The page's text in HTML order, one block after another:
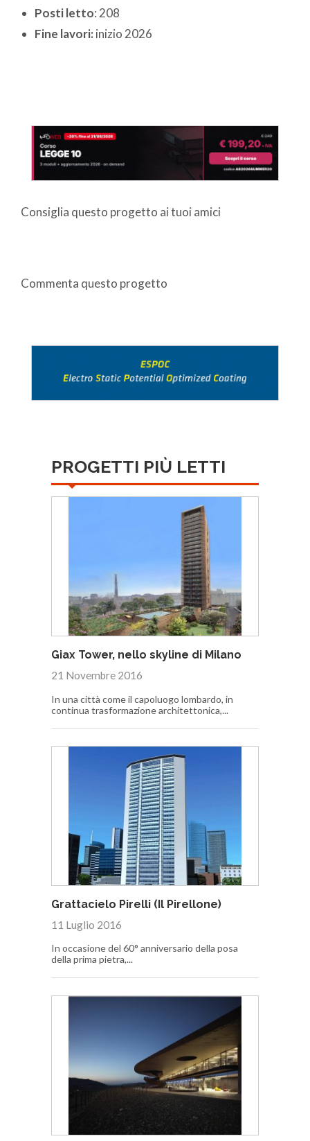
Posti letto: 208
Fine lavori: inizio 2026
Consiglia questo progetto ai tuoi amici
Commenta questo progetto
PROGETTI PIÙ LETTI
Giax Tower, nello skyline di Milano
21 Novembre 2016
In una città come il capoluogo lombardo, in
continua trasformazione architettonica,...
Grattacielo Pirelli (Il Pirellone)
11 Luglio 2016
In occasione del 60° anniversario della posa
della prima pietra,...